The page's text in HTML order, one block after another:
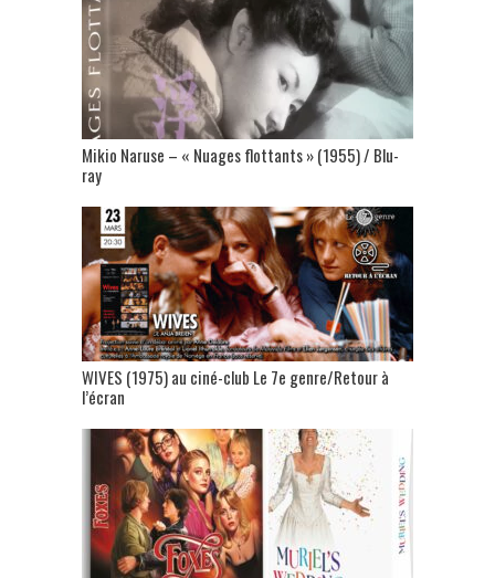
Mikio Naruse – « Nuages flottants » (1955) / Blu-
ray
WIVES (1975) au ciné-club Le 7e genre/Retour à
l’écran